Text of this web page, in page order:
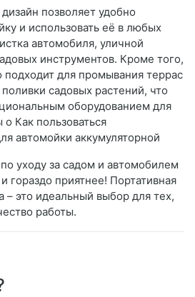
позволяет удобно
и использовать её в любых
автомобиля, уличной
инструментов. Кроме того,
подходит для промывания террас
садовых растений, что
оборудованием для
Как пользоваться
автомойки аккумуляторной
уходу за садом и автомобилем
гораздо приятнее! Портативная
– это идеальный выбор для тех,
работы.